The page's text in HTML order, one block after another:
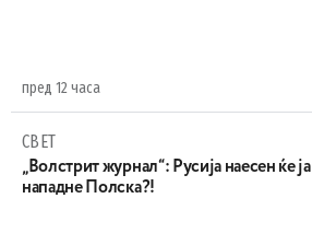
пред 12 часа
СВЕТ
„Волстрит журнал“: Русија наесен ќе ја
нападне Полска?!